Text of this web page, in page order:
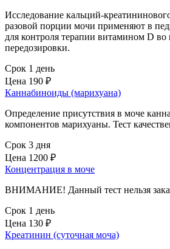
Исследование кальций-
разовой порции мочи применяют в
для контроля терапии витамином D во
передозировки.
Срок 1 день
Цена 190 ₽
Каннабиноиды (марихуана)
Определение присутствия в моче
компонентов марихуаны. Тест
Срок 3 дня
Цена 1200 ₽
Концентрация в моче
ВНИМАНИЕ! Данный тест нельзя
Срок 1 день
Цена 130 ₽
Креатинин (суточная моча)